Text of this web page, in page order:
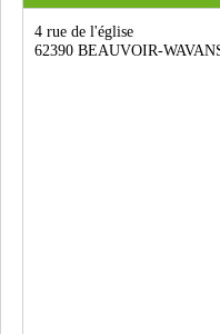
4 rue de l'église
62390 BEAUVOIR-